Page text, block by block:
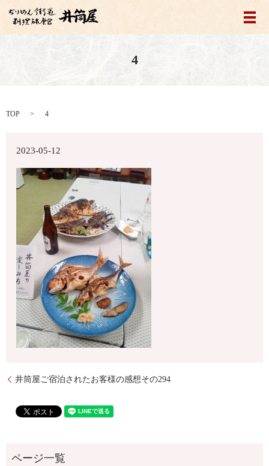
メ
4
TOP 4
2023-05-12
井筒屋ご宿泊されたお客様の感想その294